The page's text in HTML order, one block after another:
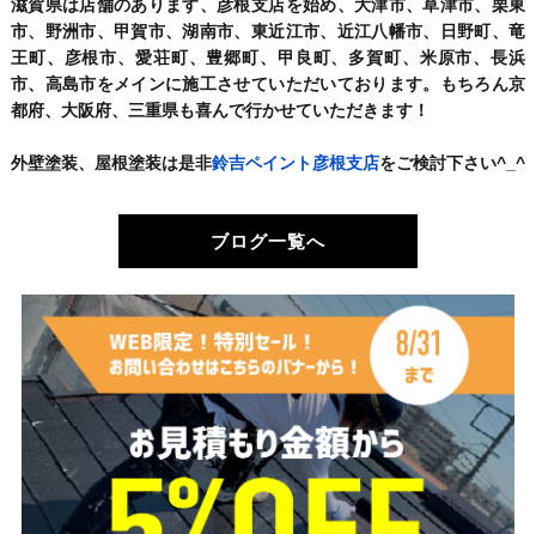
滋賀県は店舗のあります、彦根支店を始め、大津市、草津市、栗東
市、野洲市、甲賀市、湖南市、東近江市、近江八幡市、日野町、竜
王町、彦根市、愛荘町、豊郷町、甲良町、多賀町、米原市、長浜
市、高島市をメインに施工させていただいております。もちろん京
都府、大阪府、三重県も喜んで行かせていただきます！
外壁塗装、屋根塗装は是非鈴吉ペイント彦根支店をご検討下さい^_^
ブログ一覧へ